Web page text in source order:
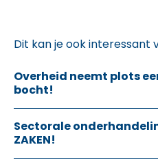
Dit kan je ook interessant
Overheid neemt plots
bocht!
Sectorale
ZAKEN!